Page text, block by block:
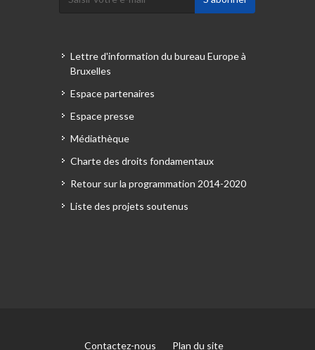
Lettre d'information du bureau Europe à
Bruxelles
Espace partenaires
Espace presse
Médiathèque
Charte des droits fondamentaux
Retour sur la programmation 2014-2020
Liste des projets soutenus
Contactez-nous Plan du site